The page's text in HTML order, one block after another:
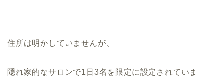
住所は明かしていませんが、
隠れ家的なサロンで1日3名を限定に設定されていま